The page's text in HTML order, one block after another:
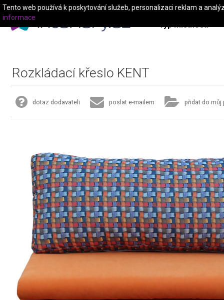
Typ místnosti
Rozkládací křeslo KENT
dotaz dodavateli poslat e-mailem přidat do můj
Tento web používá k poskytování služeb, personalizaci reklam a
informace